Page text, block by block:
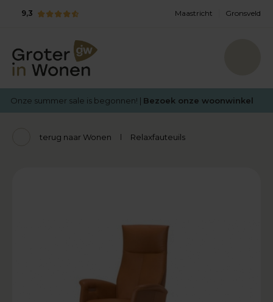
9,3 Maastricht Gronsveld
Onze summer sale is begonnen! | Bezoek onze woonwinkel
terug naar Wonen Relaxfauteuils